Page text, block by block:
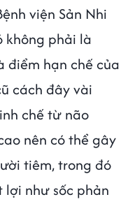
viện Sản Nhi
không phải là
điểm hạn chế của
cách đây vài
chế từ não
nên có thể gây
tiêm, trong đó
như sốc phản